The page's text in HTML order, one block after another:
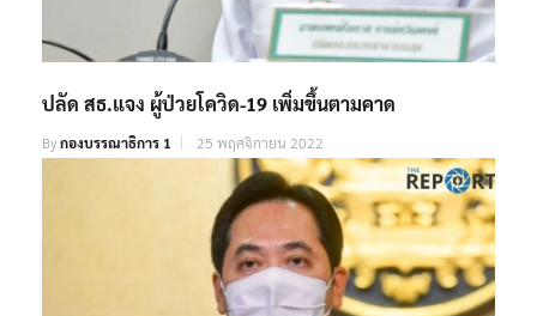
ปลัด สธ.แจง ผู้ป่วยโควิด-19 เพิ่มขึ้นตามคาด
Byกองบรรณาธิการ 1 25 พฤศจิกายน 2022